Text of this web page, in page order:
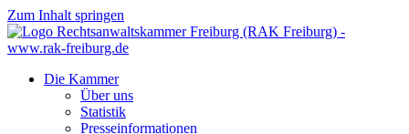
Zum Inhalt springen
Die Kammer
Über uns
Statistik
Presseinformationen